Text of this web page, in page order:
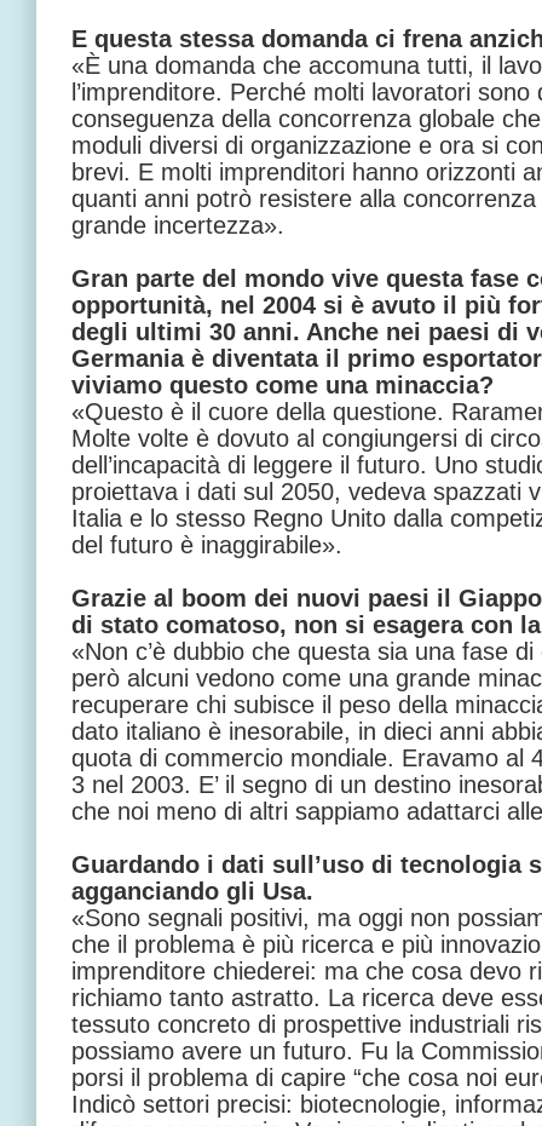
E questa stessa domanda ci frena
«È una domanda che accomuna tutti, il
l’imprenditore. Perché molti lavoratori
conseguenza della concorrenza globale
moduli diversi di organizzazione e ora si
brevi. E molti imprenditori hanno orizzonti
quanti anni potrò resistere alla
grande incertezza».
Gran parte del mondo vive questa fase
opportunità, nel 2004 si è avuto il più
degli ultimi 30 anni. Anche nei paesi di
Germania è diventata il primo
viviamo questo come una minaccia?
«Questo è il cuore della questione.
Molte volte è dovuto al congiungersi di
dell’incapacità di leggere il futuro. Uno
proiettava i dati sul 2050, vedeva spazzati
Italia e lo stesso Regno Unito dalla
del futuro è inaggirabile».
Grazie al boom dei nuovi paesi il
di stato comatoso, non si esagera con
«Non c’è dubbio che questa sia una fase
però alcuni vedono come una grande
recuperare chi subisce il peso della
dato italiano è inesorabile, in dieci anni
quota di commercio mondiale. Eravamo al
3 nel 2003. E’ il segno di un destino
che noi meno di altri sappiamo adattarci
Guardando i dati sull’uso di tecnologia
agganciando gli Usa.
«Sono segnali positivi, ma oggi non
che il problema è più ricerca e più
imprenditore chiederei: ma che cosa devo
richiamo tanto astratto. La ricerca deve
tessuto concreto di prospettive industriali
possiamo avere un futuro. Fu la
porsi il problema di capire “che cosa noi
Indicò settori precisi: biotecnologie,